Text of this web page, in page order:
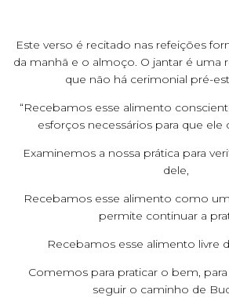
Este verso é recitado nas refeições
da manhã e o almoço. O jantar é uma
que não há cerimonial pré-
“Recebamos esse alimento
esforços necessários para que ele
Examinemos a nossa prática para
dele,
Recebamos esse alimento como
permite continuar a
Recebamos esse alimento livre
Comemos para praticar o bem,
seguir o caminho de